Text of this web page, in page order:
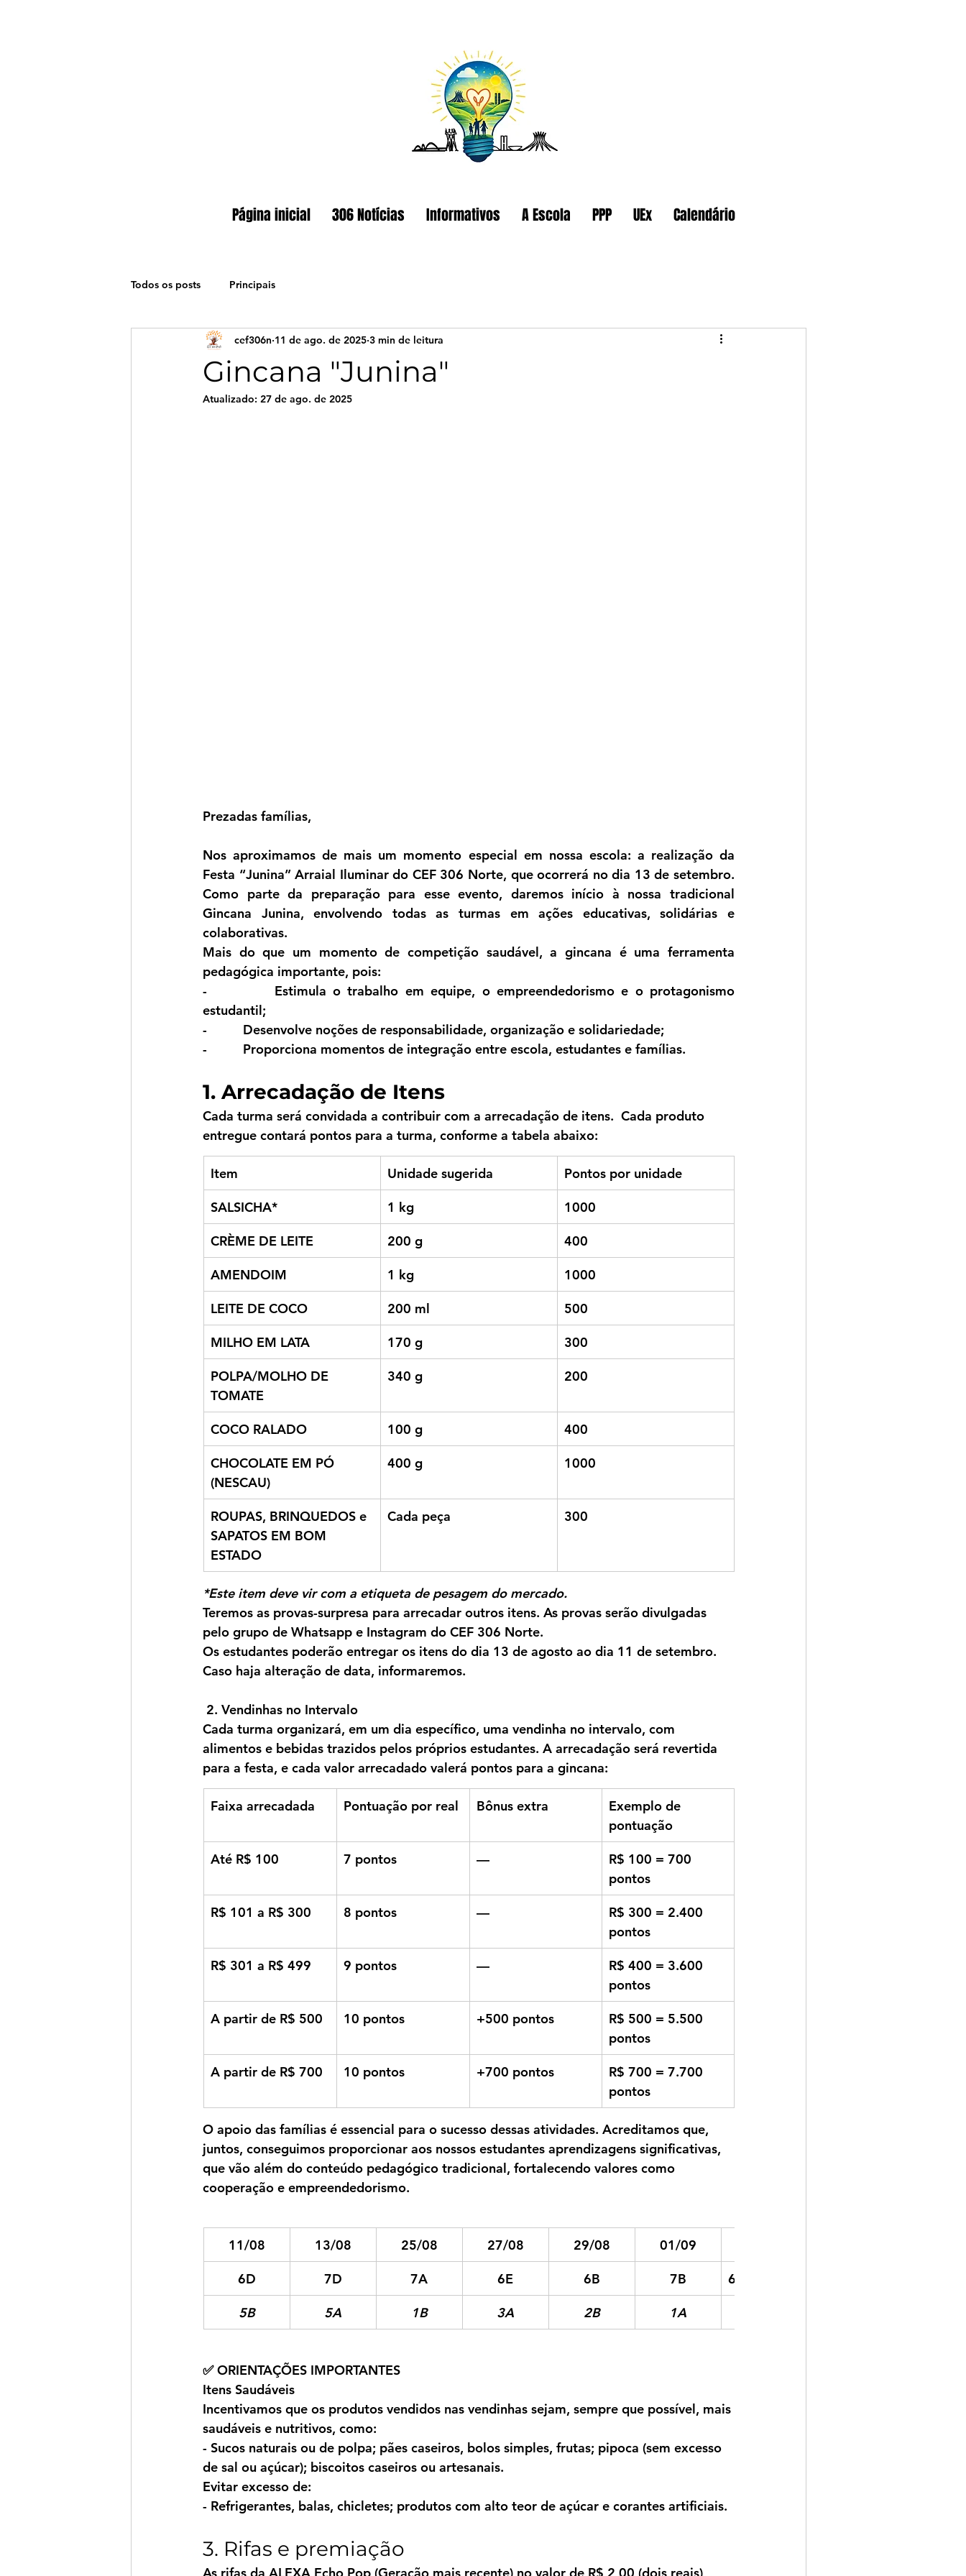
Página inicial 306 Notícias Informativos A Escola PPP UEx Calendário
Todos os posts Principais
Gincana "Junina"
cef306n 11 de ago. de 2025 3 min de leitura
Atualizado: 27 de ago. de 2025
Prezadas famílias,
Nos aproximamos de mais um momento especial em nossa escola: a realização da
Festa “Junina” Arraial Iluminar do CEF 306 Norte, que ocorrerá no dia 13 de setembro.
Como parte da preparação para esse evento, daremos início à nossa tradicional
Gincana Junina, envolvendo todas as turmas em ações educativas, solidárias e
colaborativas.
Mais do que um momento de competição saudável, a gincana é uma ferramenta
pedagógica importante, pois:
-          Estimula o trabalho em equipe, o empreendedorismo e o protagonismo
estudantil;
-          Desenvolve noções de responsabilidade, organização e solidariedade;
-          Proporciona momentos de integração entre escola, estudantes e famílias.
1. Arrecadação de Itens
Cada turma será convidada a contribuir com a arrecadação de itens.  Cada produto
entregue contará pontos para a turma, conforme a tabela abaixo:
Item Unidade sugerida Pontos por unidade
SALSICHA* 1 kg 1000
CRÈME DE LEITE 200 g 400
AMENDOIM 1 kg 1000
LEITE DE COCO 200 ml 500
MILHO EM LATA 170 g 300
POLPA/MOLHO DE
TOMATE
340 g 200
COCO RALADO 100 g 400
CHOCOLATE EM PÓ
(NESCAU)
400 g 1000
ROUPAS, BRINQUEDOS e
SAPATOS EM BOM
ESTADO
Cada peça 300
*Este item deve vir com a etiqueta de pesagem do mercado.
Teremos as provas-surpresa para arrecadar outros itens. As provas serão divulgadas
pelo grupo de Whatsapp e Instagram do CEF 306 Norte.
Os estudantes poderão entregar os itens do dia 13 de agosto ao dia 11 de setembro.
Caso haja alteração de data, informaremos.
2. Vendinhas no Intervalo
Cada turma organizará, em um dia específico, uma vendinha no intervalo, com
alimentos e bebidas trazidos pelos próprios estudantes. A arrecadação será revertida
para a festa, e cada valor arrecadado valerá pontos para a gincana:
Faixa arrecadada Pontuação por real Bônus extra
Exemplo de
pontuação
Até R$ 100 7 pontos —
R$ 100 = 700
pontos
R$ 101 a R$ 300 8 pontos —
R$ 300 = 2.400
pontos
R$ 301 a R$ 499 9 pontos —
R$ 400 = 3.600
pontos
A partir de R$ 500 10 pontos +500 pontos
R$ 500 = 5.500
pontos
A partir de R$ 700 10 pontos +700 pontos
R$ 700 = 7.700
pontos
O apoio das famílias é essencial para o sucesso dessas atividades. Acreditamos que,
juntos, conseguimos proporcionar aos nossos estudantes aprendizagens significativas,
que vão além do conteúdo pedagógico tradicional, fortalecendo valores como
cooperação e empreendedorismo.
11/08 13/08 25/08 27/08 29/08 01/09
6D 7D 7A 6E 6B 7B 6A
5B 5A 1B 3A 2B 1A
✅ ORIENTAÇÕES IMPORTANTES
Itens Saudáveis
Incentivamos que os produtos vendidos nas vendinhas sejam, sempre que possível, mais
saudáveis e nutritivos, como:
- Sucos naturais ou de polpa; pães caseiros, bolos simples, frutas; pipoca (sem excesso
de sal ou açúcar); biscoitos caseiros ou artesanais.
Evitar excesso de:
- Refrigerantes, balas, chicletes; produtos com alto teor de açúcar e corantes artificiais.
3. Rifas e premiação
As rifas da ALEXA Echo Pop (Geração mais recente) no valor de R$ 2,00 (dois reais)